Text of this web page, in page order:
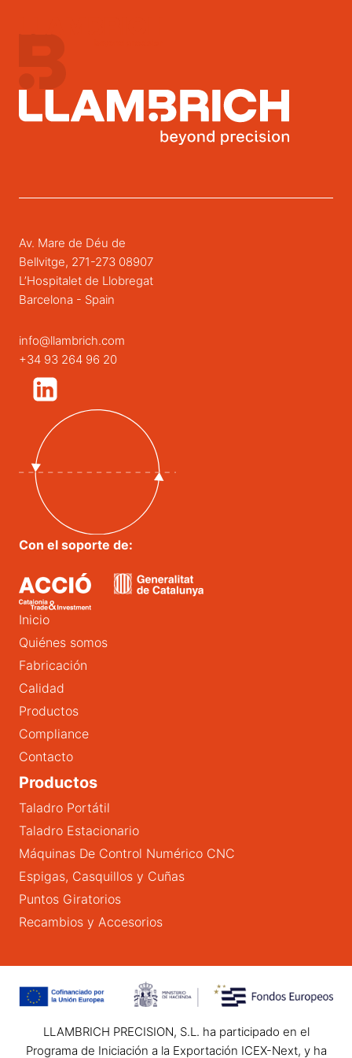
Av. Mare de Déu de
Bellvitge, 271-273 08907
L’Hospitalet de Llobregat
Barcelona - Spain
info@llambrich.com
+34 93 264 96 20
Con el soporte de:
Inicio
Quiénes somos
Fabricación
Calidad
Productos
Compliance
Contacto
Productos
Taladro Portátil
Taladro Estacionario
Máquinas De Control Numérico CNC
Espigas, Casquillos y Cuñas
Puntos Giratorios
Recambios y Accesorios
LLAMBRICH PRECISION, S.L. ha participado en el
Programa de Iniciación a la Exportación ICEX-Next, y ha